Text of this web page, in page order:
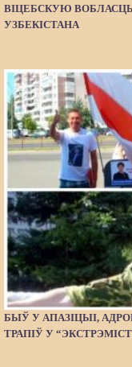
ВІЦЕБСКУЮ
УЗБЕКІСТАНА
БЫЎ У АПАЗІЦЫІ,
ТРАПІЎ У